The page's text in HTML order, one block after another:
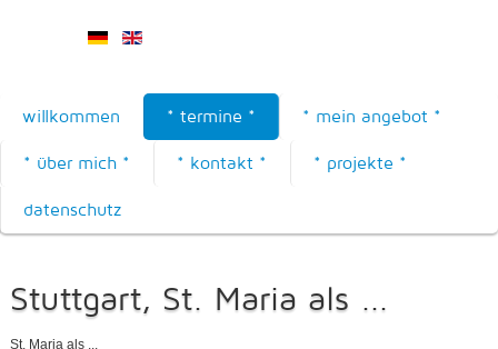
willkommen * termine * * mein angebot *
* über mich * * kontakt * * projekte *
datenschutz
Stuttgart, St. Maria als ...
St. Maria als ...